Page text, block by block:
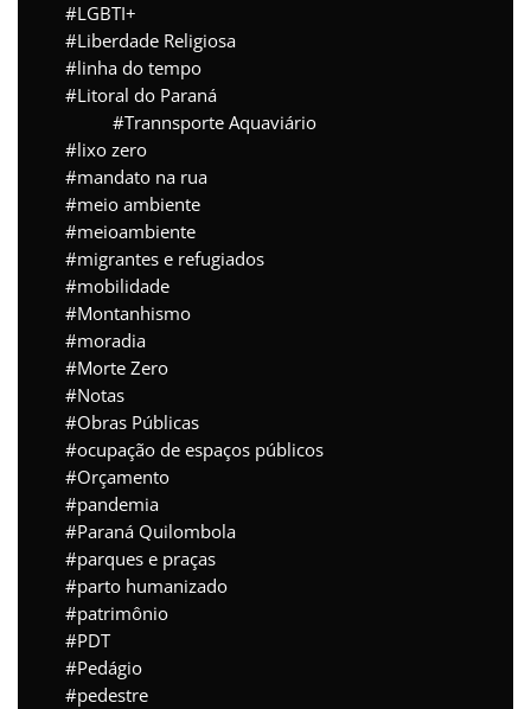
LGBTI+
Liberdade Religiosa
linha do tempo
Litoral do Paraná
Trannsporte Aquaviário
lixo zero
mandato na rua
meio ambiente
meioambiente
migrantes e refugiados
mobilidade
Montanhismo
moradia
Morte Zero
Notas
Obras Públicas
ocupação de espaços públicos
Orçamento
pandemia
Paraná Quilombola
parques e praças
parto humanizado
patrimônio
PDT
Pedágio
pedestre